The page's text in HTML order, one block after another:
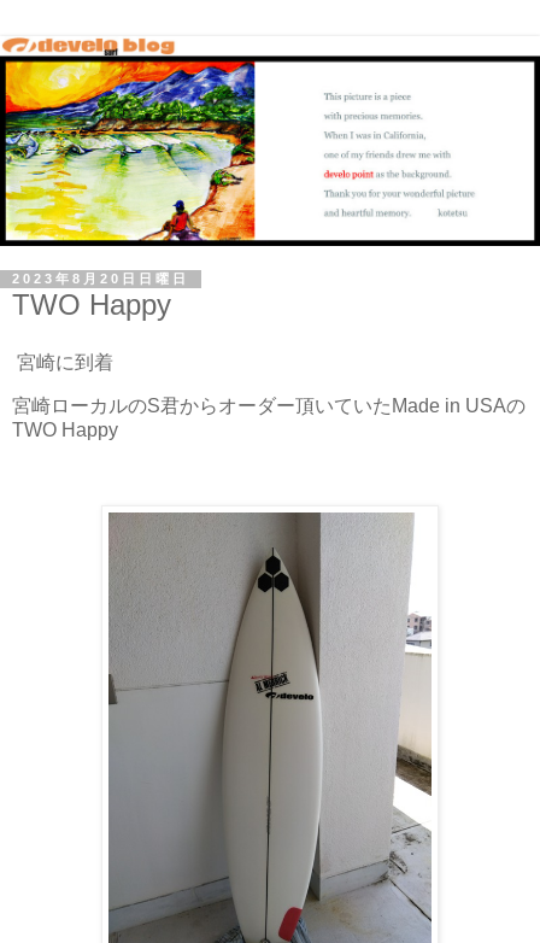
2023年8月20日日曜日
TWO Happy
宮崎に到着
宮崎ローカルのS君からオーダー頂いていたMade in USAの
TWO Happy